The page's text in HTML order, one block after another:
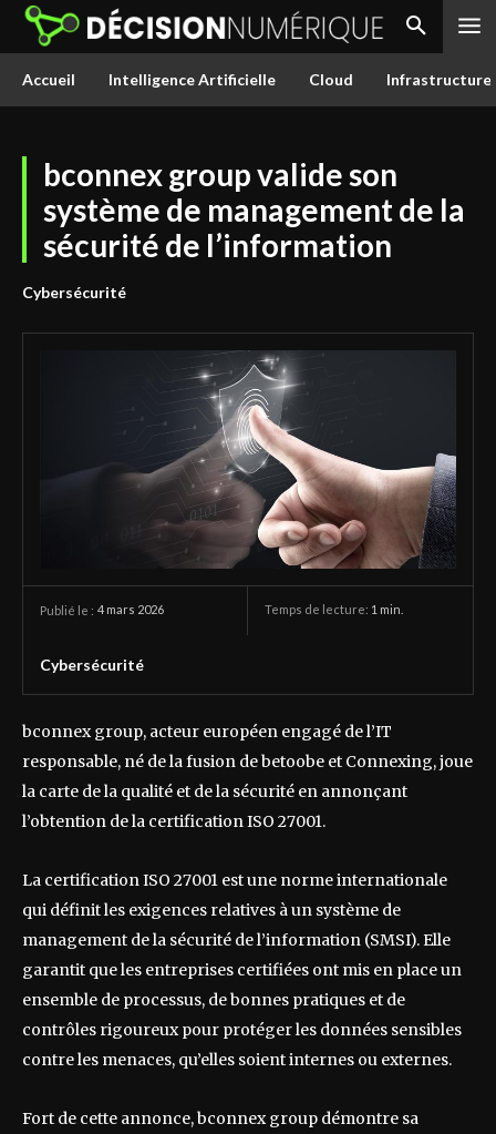
Accueil Intelligence Artificielle Cloud
bconnex group valide son
système de management de la
sécurité de l’information
Cybersécurité
Publié le : 4 mars 2026 Temps de lecture: 1 min.
Cybersécurité
bconnex group, acteur européen engagé de l’IT
responsable, né de la fusion de betoobe et Connexing, joue
la carte de la qualité et de la sécurité en annonçant
l’obtention de la certification ISO 27001.
La certification ISO 27001 est une norme internationale
qui définit les exigences relatives à un système de
management de la sécurité de l’information (SMSI). Elle
garantit que les entreprises certifiées ont mis en place un
ensemble de processus, de bonnes pratiques et de
contrôles rigoureux pour protéger les données sensibles
contre les menaces, qu’elles soient internes ou externes.
Fort de cette annonce, bconnex group démontre sa